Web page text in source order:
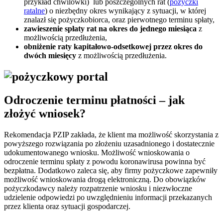
przykład chwilówki) lub poszczególnych rat (pożyczki
ratalne) o niezbędny okres wynikający z sytuacji, w której
znalazł się pożyczkobiorca, oraz pierwotnego terminu spłaty,
zawieszenie spłaty rat na okres do jednego miesiąca z
możliwością przedłużenia,
obniżenie raty kapitałowo-odsetkowej przez okres do
dwóch miesięcy z możliwością przedłużenia.
Odroczenie terminu płatności – jak
złożyć wniosek?
Rekomendacja PZIP zakłada, że klient ma możliwość skorzystania z
powyższego rozwiązania po złożeniu uzasadnionego i dostatecznie
udokumentowanego wniosku. Możliwość wnioskowania o
odroczenie terminu spłaty z powodu koronawirusa powinna być
bezpłatna. Dodatkowo zaleca się, aby firmy pożyczkowe zapewniły
możliwość wnioskowania drogą elektroniczną. Do obowiązków
pożyczkodawcy należy rozpatrzenie wniosku i niezwłoczne
udzielenie odpowiedzi po uwzględnieniu informacji przekazanych
przez klienta oraz sytuacji gospodarczej.